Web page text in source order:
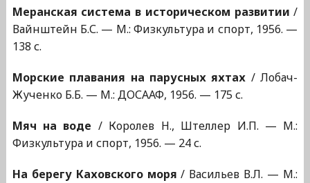
Меранская система в историческом развитии /
Вайнштейн Б.С. — М.: Физкультура и спорт, 1956. —
138 с.
Морские плавания на парусных яхтах / Лобач-
Жученко Б.Б. — М.: ДОСААФ, 1956. — 175 с.
Мяч на воде / Королев Н., Штеллер И.П. — М.:
Физкультура и спорт, 1956. — 24 с.
На берегу Каховского моря / Васильев В.Л. — М.: